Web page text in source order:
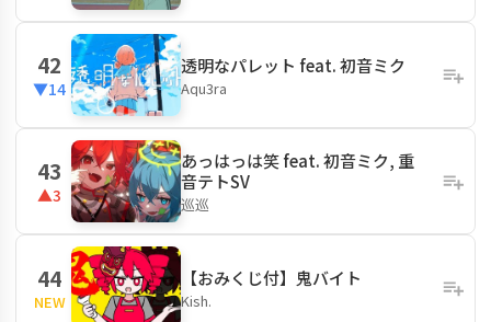
42
▼14
透明なパレット feat. 初音ミク
Aqu3ra
43
▲3
あっはっは笑 feat. 初音ミク, 重
音テトSV
巡巡
44
NEW
【おみくじ付】鬼バイト
Kish.